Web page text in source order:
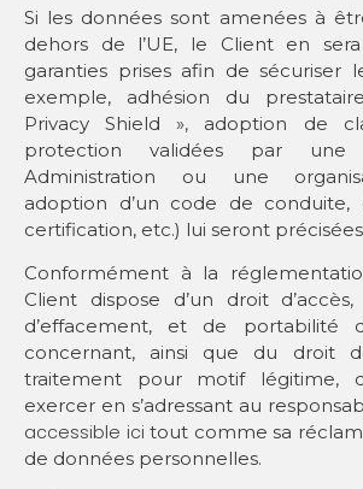
Si les données sont amenées à
dehors de l’UE, le Client en
garanties prises afin de sécuriser
exemple, adhésion du
Privacy Shield », adoption de
protection validées par une
Administration ou une
adoption d’un code de conduite,
certification, etc.) lui seront
Conformément à la
Client dispose d’un droit
d’effacement, et de portabilité
concernant, ainsi que du droit
traitement pour motif légitime,
exercer en s’adressant au
accessible ici tout comme sa
de données personnelles.